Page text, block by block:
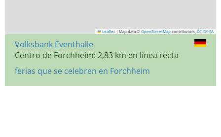
Leaflet | Map data © OpenStreetMap contributors, CC-BY-SA
Volksbank Eventhalle
Centro de Forchheim: 2,83 km en línea recta
ferias que se celebren en Forchheim